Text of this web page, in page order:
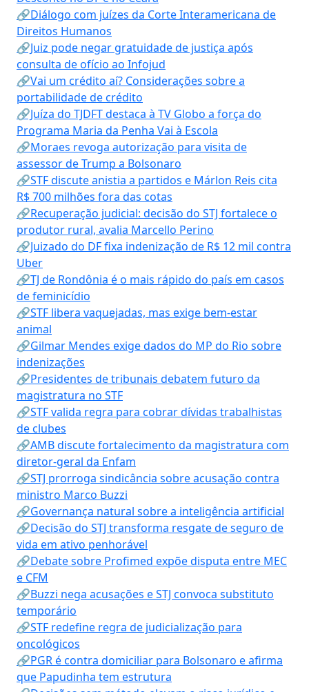
🔗Diálogo com juízes da Corte Interamericana de
Direitos Humanos
🔗Juiz pode negar gratuidade de justiça após
consulta de ofício ao Infojud
🔗Vai um crédito aí? Considerações sobre a
portabilidade de crédito
🔗Juíza do TJDFT destaca à TV Globo a força do
Programa Maria da Penha Vai à Escola
🔗Moraes revoga autorização para visita de
assessor de Trump a Bolsonaro
🔗STF discute anistia a partidos e Márlon Reis cita
R$ 700 milhões fora das cotas
🔗Recuperação judicial: decisão do STJ fortalece o
produtor rural, avalia Marcello Perino
🔗Juizado do DF fixa indenização de R$ 12 mil contra
Uber
🔗TJ de Rondônia é o mais rápido do país em casos
de feminicídio
🔗STF libera vaquejadas, mas exige bem-estar
animal
🔗Gilmar Mendes exige dados do MP do Rio sobre
indenizações
🔗Presidentes de tribunais debatem futuro da
magistratura no STF
🔗STF valida regra para cobrar dívidas trabalhistas
de clubes
🔗AMB discute fortalecimento da magistratura com
diretor-geral da Enfam
🔗STJ prorroga sindicância sobre acusação contra
ministro Marco Buzzi
🔗Governança natural sobre a inteligência artificial
🔗Decisão do STJ transforma resgate de seguro de
vida em ativo penhorável
🔗Debate sobre Profimed expõe disputa entre MEC
e CFM
🔗Buzzi nega acusações e STJ convoca substituto
temporário
🔗STF redefine regra de judicialização para
oncológicos
🔗PGR é contra domiciliar para Bolsonaro e afirma
que Papudinha tem estrutura